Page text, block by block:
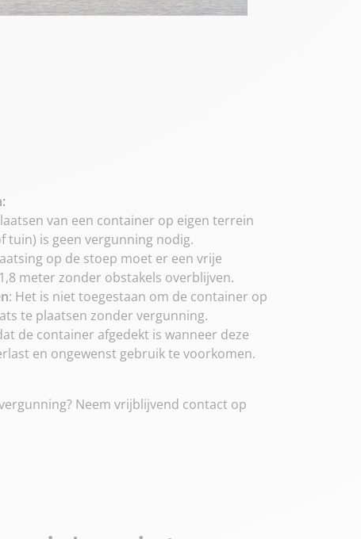
van een container op eigen terrein
tuin) is geen vergunning nodig.
op de stoep moet er een vrije
meter zonder obstakels overblijven.
: Het is niet toegestaan om de container op
te plaatsen zonder vergunning.
de container afgedekt is wanneer deze
en ongewenst gebruik te voorkomen.
Neem vrijblijvend contact op